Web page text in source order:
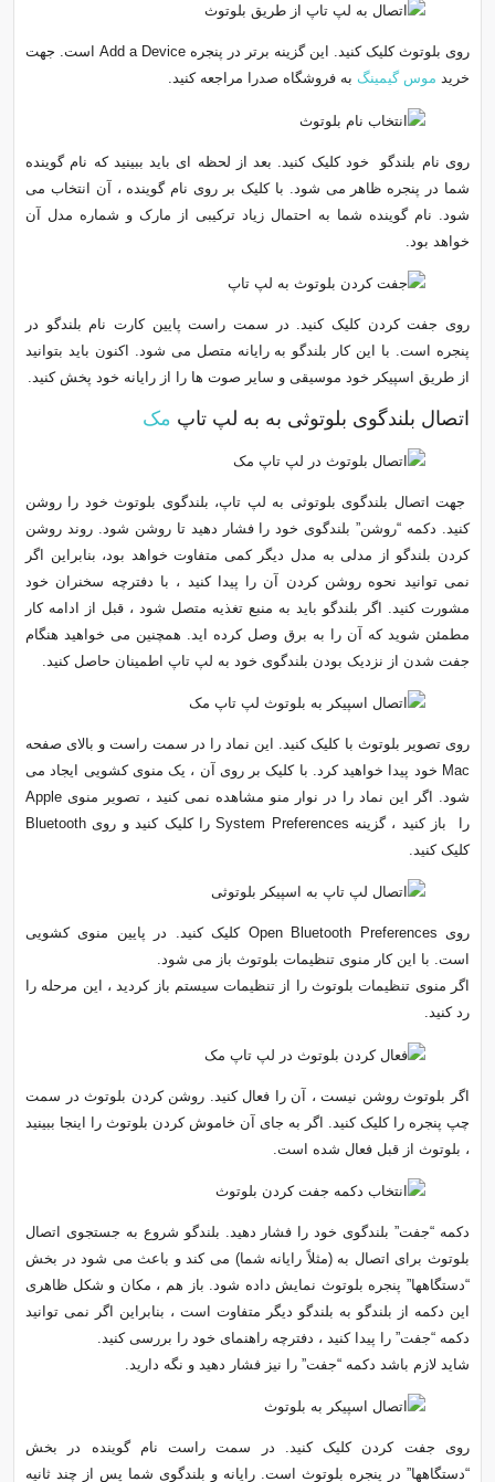
روی بلوتوث کلیک کنید. این گزینه برتر در پنجره Add a Device است. جهت
خرید موس گیمینگ به فروشگاه صدرا مراجعه کنید.
روی نام بلندگو خود کلیک کنید. بعد از لحظه ای باید ببینید که نام گوینده
شما در پنجره ظاهر می شود. با کلیک بر روی نام گوینده ، آن انتخاب می
شود. نام گوینده شما به احتمال زیاد ترکیبی از مارک و شماره مدل آن
خواهد بود.
روی جفت کردن کلیک کنید. در سمت راست پایین کارت نام بلندگو در
پنجره است. با این کار بلندگو به رایانه متصل می شود. اکنون باید بتوانید
از طریق اسپیکر خود موسیقی و سایر صوت ها را از رایانه خود پخش کنید.
اتصال بلندگوی بلوتوثی به به لپ تاپ مک
جهت اتصال بلندگوی بلوتوثی به لپ تاپ، بلندگوی بلوتوث خود را روشن
کنید. دکمه “روشن” بلندگوی خود را فشار دهید تا روشن شود. روند روشن
کردن بلندگو از مدلی به مدل دیگر کمی متفاوت خواهد بود، بنابراین اگر
نمی توانید نحوه روشن کردن آن را پیدا کنید ، با دفترچه سخنران خود
مشورت کنید. اگر بلندگو باید به منبع تغذیه متصل شود ، قبل از ادامه کار
مطمئن شوید که آن را به برق وصل کرده اید. همچنین می خواهید هنگام
جفت شدن از نزدیک بودن بلندگوی خود به لپ تاپ اطمینان حاصل کنید.
روی تصویر بلوتوث با کلیک کنید. این نماد را در سمت راست و بالای صفحه
Mac خود پیدا خواهید کرد. با کلیک بر روی آن ، یک منوی کشویی ایجاد می
شود. اگر این نماد را در نوار منو مشاهده نمی کنید ، تصویر منوی Apple
را باز کنید ، گزینه System Preferences را کلیک کنید و روی Bluetooth
کلیک کنید.
روی Open Bluetooth Preferences کلیک کنید. در پایین منوی کشویی
است. با این کار منوی تنظیمات بلوتوث باز می شود.
اگر منوی تنظیمات بلوتوث را از تنظیمات سیستم باز کردید ، این مرحله را
رد کنید.
اگر بلوتوث روشن نیست ، آن را فعال کنید. روشن کردن بلوتوث در سمت
چپ پنجره را کلیک کنید. اگر به جای آن خاموش کردن بلوتوث را اینجا ببینید
، بلوتوث از قبل فعال شده است.
دکمه “جفت” بلندگوی خود را فشار دهید. بلندگو شروع به جستجوی اتصال
بلوتوث برای اتصال به (مثلاً رایانه شما) می کند و باعث می شود در بخش
“دستگاهها” پنجره بلوتوث نمایش داده شود. باز هم ، مکان و شکل ظاهری
این دکمه از بلندگو به بلندگو دیگر متفاوت است ، بنابراین اگر نمی توانید
دکمه “جفت” را پیدا کنید ، دفترچه راهنمای خود را بررسی کنید.
شاید لازم باشد دکمه “جفت” را نیز فشار دهید و نگه دارید.
روی جفت کردن کلیک کنید. در سمت راست نام گوینده در بخش
“دستگاهها” در پنجره بلوتوث است. رایانه و بلندگوی شما پس از چند ثانیه